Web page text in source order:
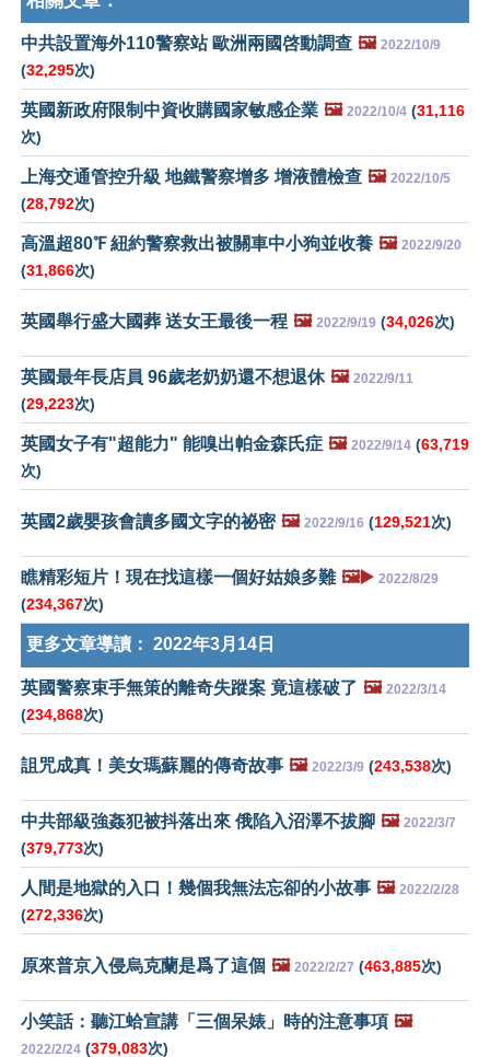
中共設置海外110警察站 歐洲兩國啓動調查 🖼️ 2022/10/9
(32,295次)
英國新政府限制中資收購國家敏感企業 🖼️ 2022/10/4 (31,116
次)
上海交通管控升級 地鐵警察增多 增液體檢查 🖼️ 2022/10/5
(28,792次)
高溫超80℉ 紐約警察救出被關車中小狗並收養 🖼️ 2022/9/20
(31,866次)
英國舉行盛大國葬 送女王最後一程 🖼️ 2022/9/19 (34,026次)
英國最年長店員 96歲老奶奶還不想退休 🖼️ 2022/9/11
(29,223次)
英國女子有"超能力" 能嗅出帕金森氏症 🖼️ 2022/9/14 (63,719
次)
英國2歲嬰孩會讀多國文字的祕密 🖼️ 2022/9/16 (129,521次)
瞧精彩短片！現在找這樣一個好姑娘多難 🖼️▶️ 2022/8/29
(234,367次)
更多文章導讀： 2022年3月14日
英國警察束手無策的離奇失蹤案 竟這樣破了 🖼️ 2022/3/14
(234,868次)
詛咒成真！美女瑪蘇麗的傳奇故事 🖼️ 2022/3/9 (243,538次)
中共部級強姦犯被抖落出來 俄陷入沼澤不拔腳 🖼️ 2022/3/7
(379,773次)
人間是地獄的入口！幾個我無法忘卻的小故事 🖼️ 2022/2/28
(272,336次)
原來普京入侵烏克蘭是爲了這個 🖼️ 2022/2/27 (463,885次)
小笑話：聽江蛤宣講「三個呆婊」時的注意事項 🖼️
2022/2/24 (379,083次)